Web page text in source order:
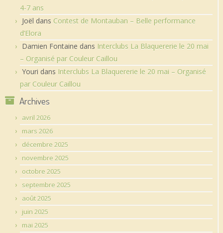
4-7 ans
Joël dans Contest de Montauban – Belle performance
d’Elora
Damien Fontaine dans Interclubs La Blaquererie le 20 mai
– Organisé par Couleur Caillou
Youri dans Interclubs La Blaquererie le 20 mai – Organisé
par Couleur Caillou
Archives
avril 2026
mars 2026
décembre 2025
novembre 2025
octobre 2025
septembre 2025
août 2025
juin 2025
mai 2025